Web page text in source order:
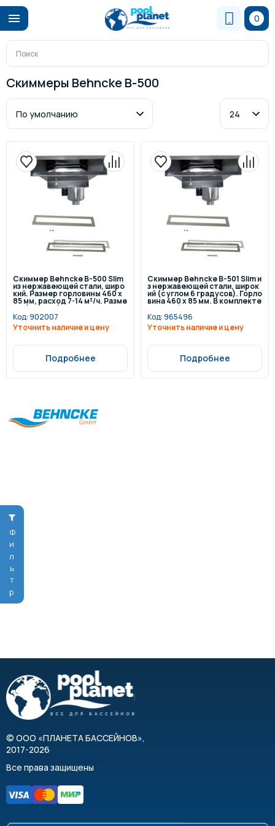
0
Фильтр
Скиммеры Behncke B-500
Скиммер Behncke B-500 Slim
из нержавеющей стали, широ
кий. Размер горловины 460 х
85 мм, расход 7-14 м³/ч. Разме
ры (Ш х В х Г): 500 х 350 х 490 м
м
Код:902007
Уточнить наличие и цену
Подробнее
Скиммер Behncke B-501 Slim и
з нержавеющей стали, широк
ий (с углом 6 градусов). Горло
вина 460 х 85 мм. В комплекте
с рамкой и фланцем с уплотни
телем (только для стеклопла
стиковых бассейнов)
Код:965496
Уточнить наличие и цену
Подробнее
© ООО «ПЛАНЕТА БАССЕЙНОВ»,
2017-2026
Все права защищены